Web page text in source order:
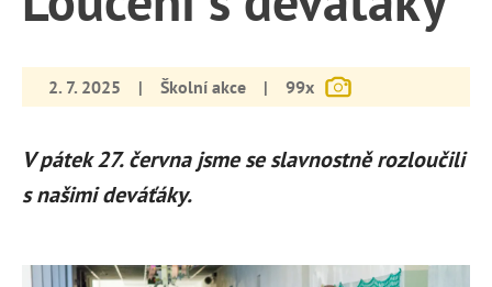
2. 7. 2025 | Školní akce | 99x
V pátek 27. června jsme se slavnostně rozloučili
s našimi deváťáky.